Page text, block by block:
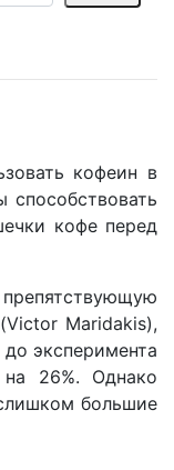
кофеин в
кофе перед
Maridakis),
эксперимента
26%. Однако
большие